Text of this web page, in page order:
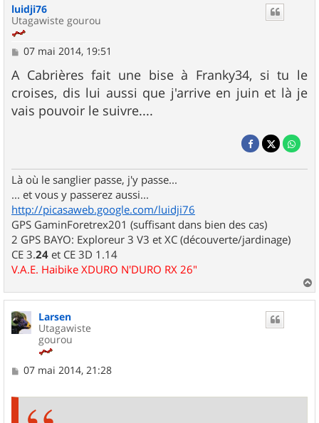
luidji76
Utagawiste gourou
M
s
a
g
e
07 mai 2014, 19:51
A Cabrières fait une bise à Franky34, si tu le
croises, dis lui aussi que j'arrive en juin et là je
vais pouvoir le suivre....
Là où le sanglier passe, j'y passe...
... et vous y passerez aussi...
http://picasaweb.google.com/luidji76
GPS GaminForetrex201 (suffisant dans bien des cas)
2 GPS BAYO: Exploreur 3 V3 et XC (découverte/jardinage)
CE 3.24 et CE 3D 1.14
V.A.E. Haibike XDURO N'DURO RX 26"
a
u
Larsen
Utagawiste
gourou
M
07 mai 2014, 21:28